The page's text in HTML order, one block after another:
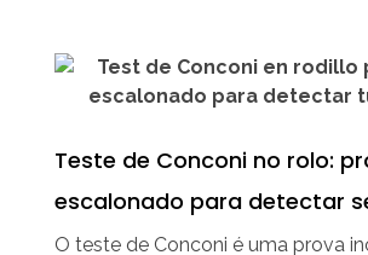
Teste de Conconi no rolo:
escalonado para detectar
O teste de Conconi é uma prova